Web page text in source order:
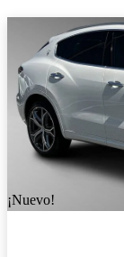
¡Nuevo!